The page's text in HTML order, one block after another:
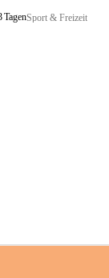
TagenSport & Freizeit